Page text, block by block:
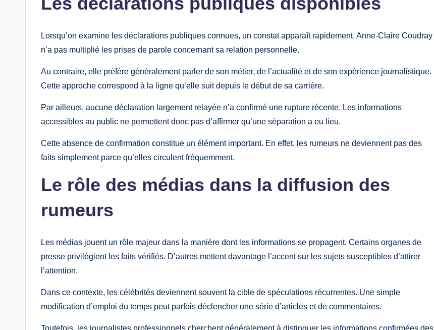
Lorsqu’on examine les déclarations publiques connues, un constat apparaît rapidement. Anne-Claire Coudray
n’a pas multiplié les prises de parole concernant sa relation personnelle.
Au contraire, elle préfère généralement parler de son métier, de l’actualité et de son expérience journalistique.
Cette approche correspond à la ligne qu’elle suit depuis le début de sa carrière.
Par ailleurs, aucune déclaration largement relayée n’a confirmé une rupture récente. Les informations
accessibles au public ne permettent donc pas d’affirmer qu’une séparation a eu lieu.
Cette absence de confirmation constitue un élément important. En effet, les rumeurs ne deviennent pas des
faits simplement parce qu’elles circulent fréquemment.
Le rôle des médias dans la diffusion des
rumeurs
Les médias jouent un rôle majeur dans la manière dont les informations se propagent. Certains organes de
presse privilégient les faits vérifiés. D’autres mettent davantage l’accent sur les sujets susceptibles d’attirer
l’attention.
Dans ce contexte, les célébrités deviennent souvent la cible de spéculations récurrentes. Une simple
modification d’emploi du temps peut parfois déclencher une série d’articles et de commentaires.
Toutefois, les journalistes professionnels cherchent généralement à distinguer les informations confirmées des